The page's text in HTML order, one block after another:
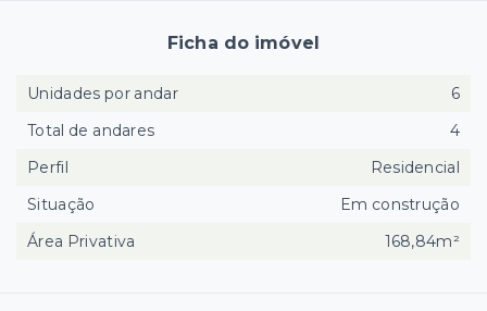
Ficha do imóvel
Unidades por andar
6
Total de andares
4
Perfil
Residencial
Situação
Em construção
Área Privativa
168,84m²